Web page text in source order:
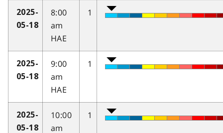
2025-
05-18
8:00
am
HAE
1
2025-
05-18
9:00
am
HAE
1
2025-
05-18
10:00
am
1